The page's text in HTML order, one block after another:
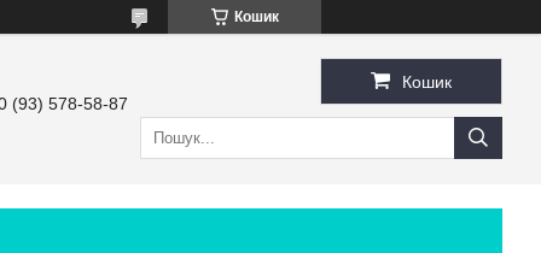
Кошик
(93) 578-58-87
Кошик